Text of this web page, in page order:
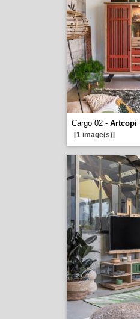
Cargo 02 - Artcopi
[1 image(s)]